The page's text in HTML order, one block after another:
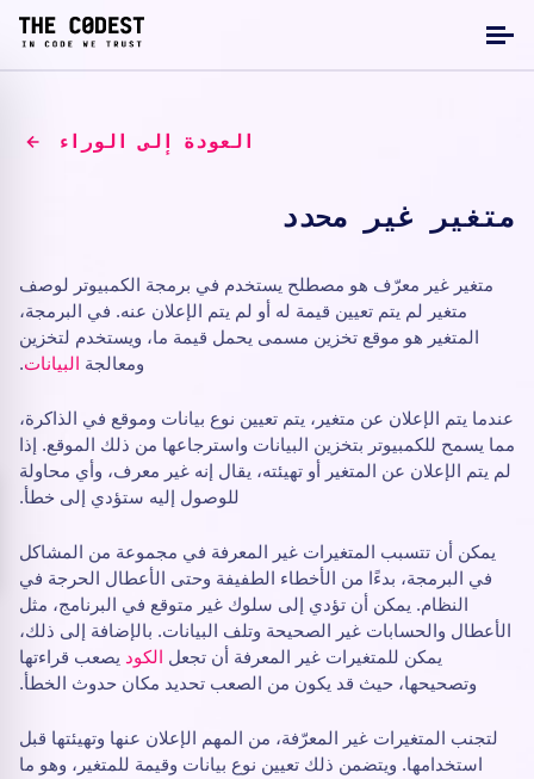
العودة إلى الوراء
متغير غير محدد
متغير غير معرّف هو مصطلح يستخدم في برمجة الكمبيوتر لوصف
متغير لم يتم تعيين قيمة له أو لم يتم الإعلان عنه. في البرمجة،
المتغير هو موقع تخزين مسمى يحمل قيمة ما، ويستخدم لتخزين
ومعالجة البيانات.
عندما يتم الإعلان عن متغير، يتم تعيين نوع بيانات وموقع في الذاكرة،
مما يسمح للكمبيوتر بتخزين البيانات واسترجاعها من ذلك الموقع. إذا
لم يتم الإعلان عن المتغير أو تهيئته، يقال إنه غير معرف، وأي محاولة
للوصول إليه ستؤدي إلى خطأ.
يمكن أن تتسبب المتغيرات غير المعرفة في مجموعة من المشاكل
في البرمجة، بدءًا من الأخطاء الطفيفة وحتى الأعطال الحرجة في
النظام. يمكن أن تؤدي إلى سلوك غير متوقع في البرنامج، مثل
الأعطال والحسابات غير الصحيحة وتلف البيانات. بالإضافة إلى ذلك،
يمكن للمتغيرات غير المعرفة أن تجعل الكود يصعب قراءتها
وتصحيحها، حيث قد يكون من الصعب تحديد مكان حدوث الخطأ.
لتجنب المتغيرات غير المعرّفة، من المهم الإعلان عنها وتهيئتها قبل
استخدامها. ويتضمن ذلك تعيين نوع بيانات وقيمة للمتغير، وهو ما